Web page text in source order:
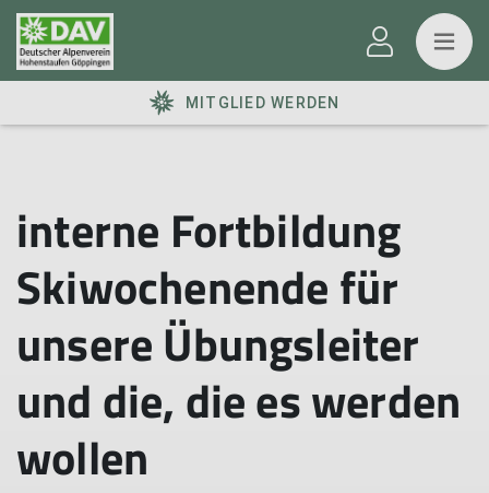
MITGLIED WERDEN
interne Fortbildung
Skiwochenende für
unsere Übungsleiter
und die, die es werden
wollen